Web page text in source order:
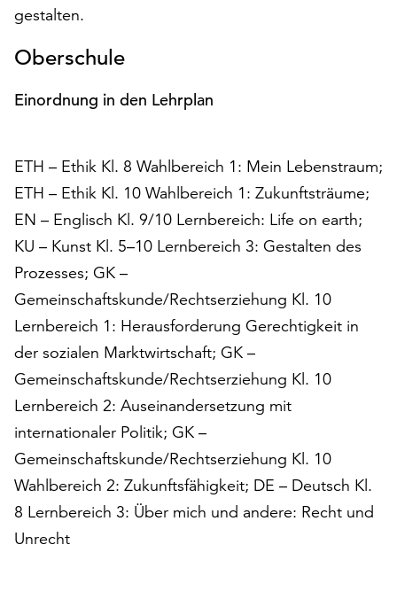
Einverständnis
jederzeit
ändern
widerrufen.
Ihnen
am
Ende
der
Seite
die
Schaltfläche
„Cookie-
Einstellungen“
zur
Verfügung.
Cookies
werden
auch
ohne
Ihr
Einverständnis
weiterhin
gestalten.
Oberschule
Einordnung in den Lehrplan
ETH – Ethik Kl. 8 Wahlbereich 1: Mein Lebenstraum;
ETH – Ethik Kl. 10 Wahlbereich 1: Zukunftsträume;
EN – Englisch Kl. 9/10 Lernbereich: Life on earth;
KU – Kunst Kl. 5–10 Lernbereich 3: Gestalten des
Prozesses; GK –
Gemeinschaftskunde/Rechtserziehung Kl. 10
Lernbereich 1: Herausforderung Gerechtigkeit in
der sozialen Marktwirtschaft; GK –
Gemeinschaftskunde/Rechtserziehung Kl. 10
Lernbereich 2: Auseinandersetzung mit
internationaler Politik; GK –
Gemeinschaftskunde/Rechtserziehung Kl. 10
Wahlbereich 2: Zukunftsfähigkeit; DE – Deutsch Kl.
8 Lernbereich 3: Über mich und andere: Recht und
Unrecht